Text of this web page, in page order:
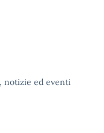
notizie ed eventi